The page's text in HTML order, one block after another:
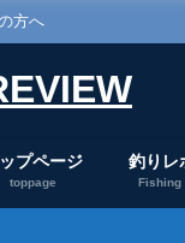
方へ
ップページ
toppage
釣りレ
Fishing